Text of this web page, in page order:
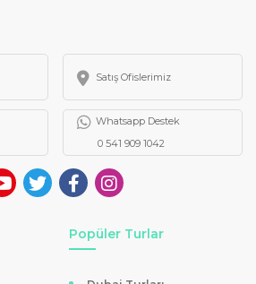
bir fırsat sunmaktadır.
yerinde izlemek isteyen misafirler için
hem maç günü hem de seyahat
özel olarak kurgulanmaktadır.
Kupası Turları
kupası turları, organizasyonu
o atmosferin bir parçası olmak
en ideal seçenektir. Stadyum içi
ve dünya futbolunun en üst
imkanı sunan bu turlar, futbol
Satış Ofislerimiz
Whatsapp Destek
0 541 909 1042
Popüler Turlar